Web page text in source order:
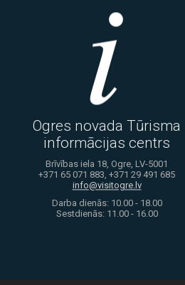
Ogres novada Tūrisma
informācijas centrs
Brīvības iela 18, Ogre, LV-5001
+371 65 071 883, +371 29 491 685
info@visitogre.lv
Darba dienās: 10.00 - 18.00
Sestdienās: 11.00 - 16.00